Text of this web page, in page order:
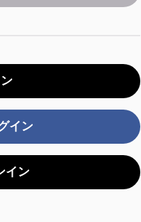
イン
イン